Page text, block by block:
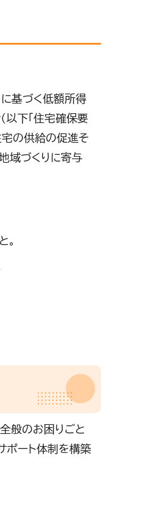
基づく低額所得
以下「住宅確保要
宅の供給の促進そ
域づくりに寄与
。
般のお困りごと
ポート体制を構築